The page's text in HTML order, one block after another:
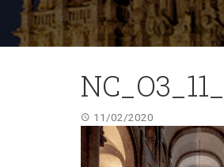
11/02/2020